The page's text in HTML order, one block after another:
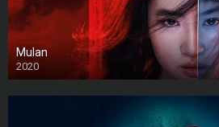
Mulan
2020